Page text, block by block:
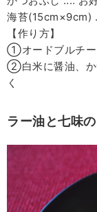
海苔(15cm×9cm)
【作り方】
①オードブルチー
②白米に醤油、か
く
ラー油と七味